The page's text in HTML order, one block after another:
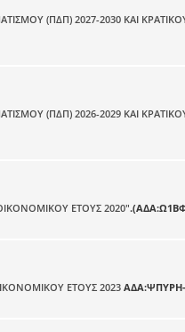
(ΠΔΠ) 2027-2030 ΚΑΙ
(ΠΔΠ) 2026-2029 ΚΑΙ
ΕΤΟΥΣ 2020"
ΕΤΟΥΣ 2023